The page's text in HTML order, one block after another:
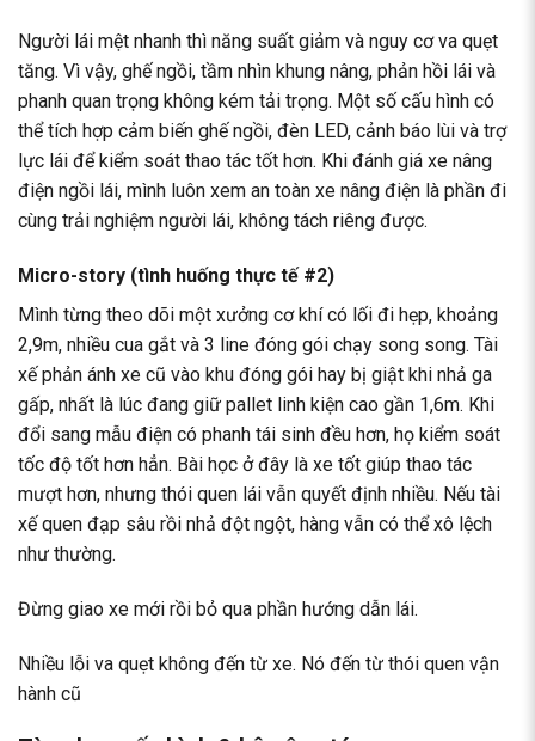
Người lái mệt nhanh thì năng suất giảm và nguy cơ va quẹt
tăng. Vì vậy, ghế ngồi, tầm nhìn khung nâng, phản hồi lái và
phanh quan trọng không kém tải trọng. Một số cấu hình có
thể tích hợp cảm biến ghế ngồi, đèn LED, cảnh báo lùi và trợ
lực lái để kiểm soát thao tác tốt hơn. Khi đánh giá xe nâng
điện ngồi lái, mình luôn xem an toàn xe nâng điện là phần đi
cùng trải nghiệm người lái, không tách riêng được.
Micro-story (tình huống thực tế #2)
Mình từng theo dõi một xưởng cơ khí có lối đi hẹp, khoảng
2,9m, nhiều cua gắt và 3 line đóng gói chạy song song. Tài
xế phản ánh xe cũ vào khu đóng gói hay bị giật khi nhả ga
gấp, nhất là lúc đang giữ pallet linh kiện cao gần 1,6m. Khi
đổi sang mẫu điện có phanh tái sinh đều hơn, họ kiểm soát
tốc độ tốt hơn hẳn. Bài học ở đây là xe tốt giúp thao tác
mượt hơn, nhưng thói quen lái vẫn quyết định nhiều. Nếu tài
xế quen đạp sâu rồi nhả đột ngột, hàng vẫn có thể xô lệch
như thường.
Đừng giao xe mới rồi bỏ qua phần hướng dẫn lái.
Nhiều lỗi va quẹt không đến từ xe. Nó đến từ thói quen vận
hành cũ